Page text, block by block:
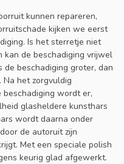
kunnen repareren,
kijken we eerst
Is het sterretje niet
kan de beschadiging vrijwel
beschadiging groter, dan
het zorgvuldig
wordt er,
glasheldere kunsthars
wordt daarna onder
de autoruit zijn
Met een speciale polish
keurig glad afgewerkt.